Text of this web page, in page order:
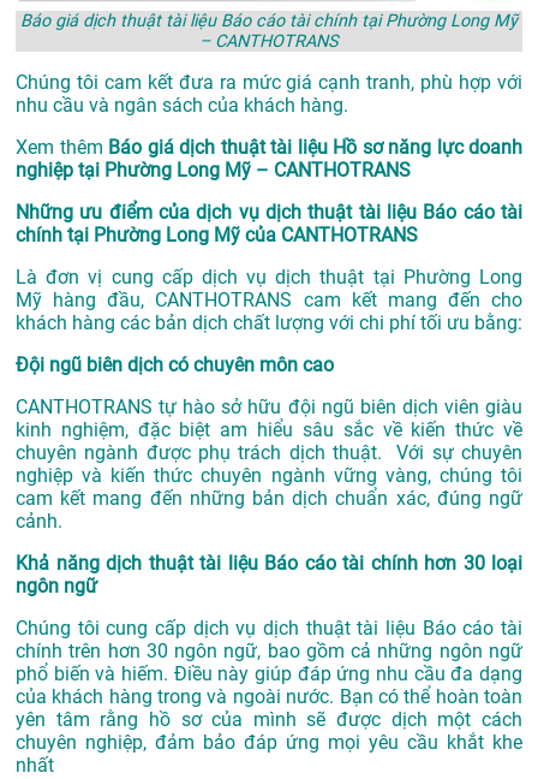
Báo giá dịch thuật tài liệu Báo cáo tài chính tại Phường Long Mỹ
– CANTHOTRANS
Chúng tôi cam kết đưa ra mức giá cạnh tranh, phù hợp với
nhu cầu và ngân sách của khách hàng.
Xem thêm Báo giá dịch thuật tài liệu Hồ sơ năng lực doanh
nghiệp tại Phường Long Mỹ – CANTHOTRANS
Những ưu điểm của dịch vụ dịch thuật tài liệu Báo cáo tài
chính tại Phường Long Mỹ của CANTHOTRANS
Là đơn vị cung cấp dịch vụdịch thuật tại Phường Long
Mỹ hàng đầu, CANTHOTRANS cam kết mang đến cho
khách hàng các bản dịch chất lượng với chi phí tối ưu bằng:
Đội ngũ biên dịch có chuyên môn cao
CANTHOTRANS tự hào sở hữu đội ngũ biên dịch viên giàu
kinh nghiệm, đặc biệt am hiểu sâu sắc về kiến thức về
chuyên ngành được phụ trách dịch thuật. Với sự chuyên
nghiệp và kiến thức chuyên ngành vững vàng, chúng tôi
cam kết mang đến những bản dịch chuẩn xác, đúng ngữ
cảnh.
Khả năng dịch thuật tài liệu Báo cáo tài chính hơn 30 loại
ngôn ngữ
Chúng tôi cung cấp dịch vụ dịch thuật tài liệu Báo cáo tài
chính trên hơn 30 ngôn ngữ, bao gồm cả những ngôn ngữ
phổ biến và hiếm. Điều này giúp đáp ứng nhu cầu đa dạng
của khách hàng trong và ngoài nước. Bạn có thể hoàn toàn
yên tâm rằng hồ sơ của mình sẽ được dịch một cách
chuyên nghiệp, đảm bảo đáp ứng mọi yêu cầu khắt khe
nhất